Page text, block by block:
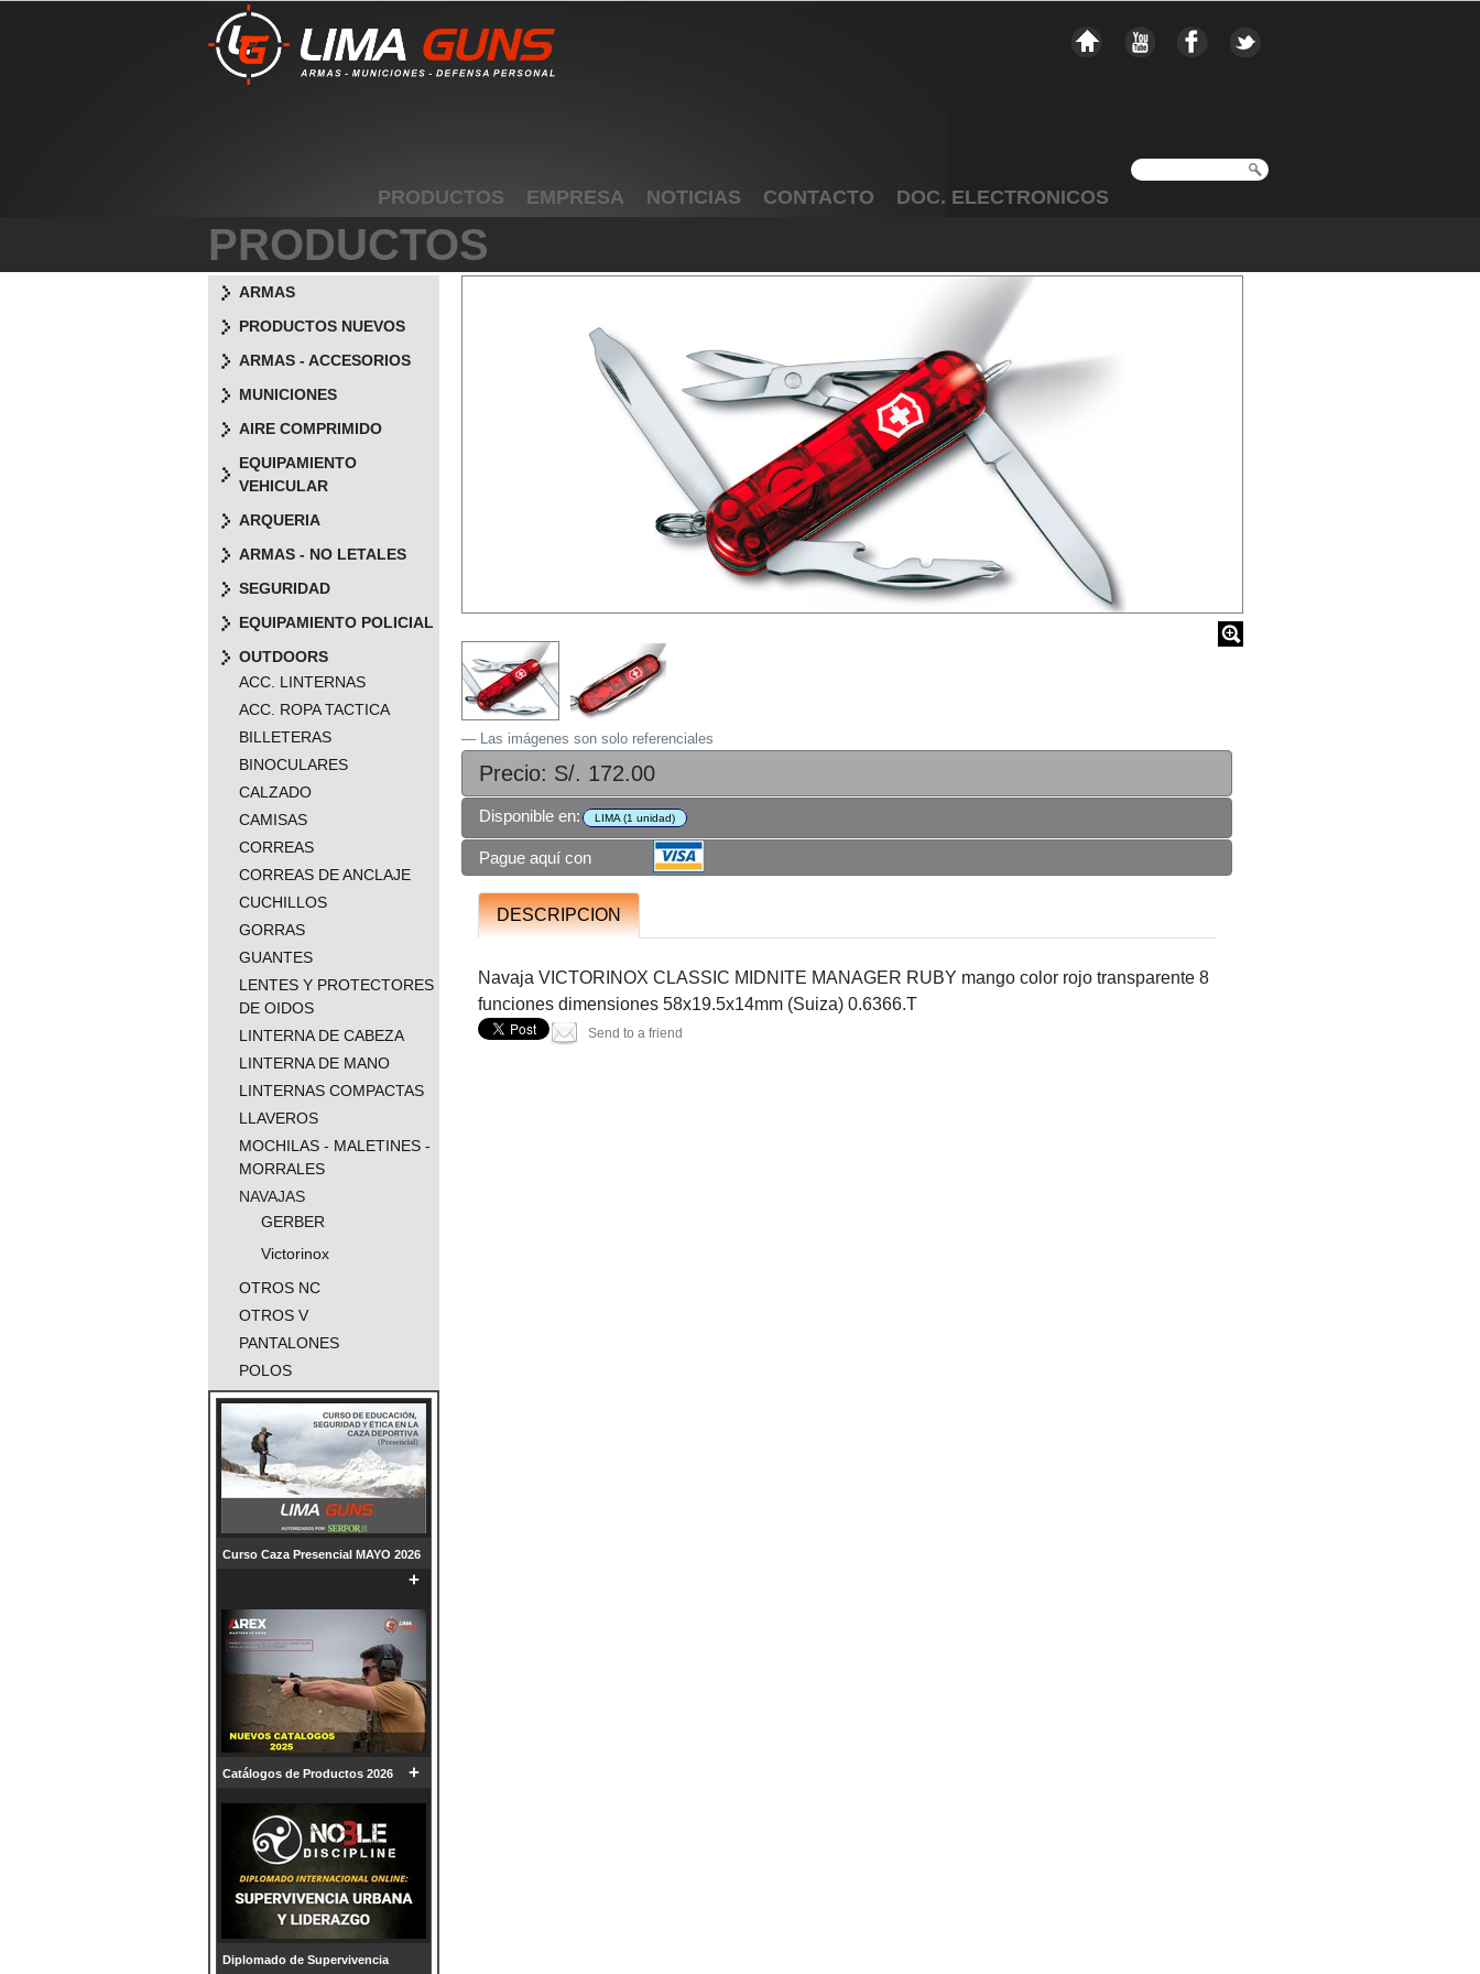
PRODUCTOS EMPRESA NOTICIAS CONTACTO DOC. ELECTRONICOS
PRODUCTOS
ARMAS
PRODUCTOS NUEVOS
ARMAS - ACCESORIOS
MUNICIONES
AIRE COMPRIMIDO
EQUIPAMIENTO
VEHICULAR
ARQUERIA
ARMAS - NO LETALES
SEGURIDAD
EQUIPAMIENTO POLICIAL
OUTDOORS
ACC. LINTERNAS
ACC. ROPA TACTICA
BILLETERAS
BINOCULARES
CALZADO
CAMISAS
CORREAS
CORREAS DE ANCLAJE
CUCHILLOS
GORRAS
GUANTES
LENTES Y PROTECTORES
DE OIDOS
LINTERNA DE CABEZA
LINTERNA DE MANO
LINTERNAS COMPACTAS
LLAVEROS
MOCHILAS - MALETINES -
MORRALES
NAVAJAS
GERBER
Victorinox
OTROS NC
OTROS V
PANTALONES
POLOS
Curso Caza Presencial MAYO 2026
+
Catálogos de Productos 2026 +
Diplomado de Supervivencia
Las imágenes son solo referenciales
Precio: S/. 172.00
Disponible en: LIMA (1 unidad)
Pague aquí con
DESCRIPCION
Navaja VICTORINOX CLASSIC MIDNITE MANAGER RUBY mango color rojo transparente 8
funciones dimensiones 58x19.5x14mm (Suiza) 0.6366.T
Send to a friend